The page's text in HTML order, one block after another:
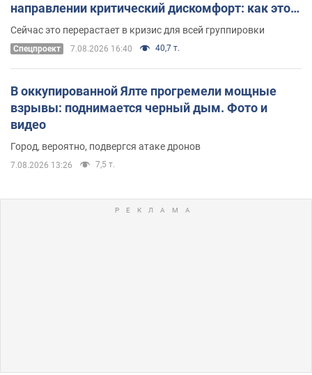
направлении критический дискомфорт: как это
удалось
Сейчас это перерастает в кризис для всей группировки
Спецпроект 7.08.2026 16:40 40,7 т.
В оккупированной Ялте прогремели мощные
взрывы: поднимается черный дым. Фото и
видео
Город, вероятно, подвергся атаке дронов
7.08.2026 13:26 7,5 т.